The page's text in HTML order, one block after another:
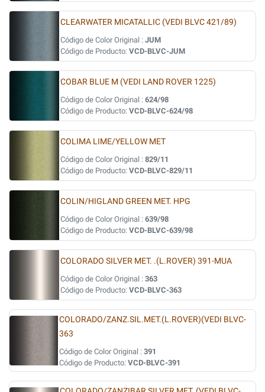
CLEARWATER MICATALLIC (VEDI BLVC 421/89)
Código de Color Original : JUM
Código de Producto: VCD-BLVC-JUM
COBAR BLUE M (VEDI LAND ROVER 1225)
Código de Color Original : 624/98
Código de Producto: VCD-BLVC-624/98
COLIMA LIME/YELLOW MET
Código de Color Original : 829/11
Código de Producto: VCD-BLVC-829/11
COLIN/HIGLAND GREEN MET. HPG
Código de Color Original : 639/98
Código de Producto: VCD-BLVC-639/98
COLORADO SILVER MET. .(L.ROVER) 391-MUA
Código de Color Original : 363
Código de Producto: VCD-BLVC-363
COLORADO/ZANZ.SIL.MET.(L.ROVER)(VEDI BLVC-
363
Código de Color Original : 391
Código de Producto: VCD-BLVC-391